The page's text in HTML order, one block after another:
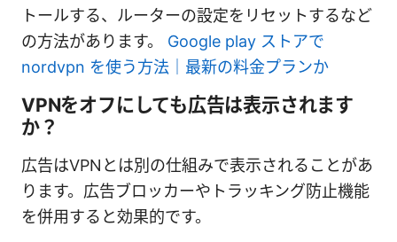
トールする、ルーターの設定をリセットするなど
の方法があります。 Google play ストアで
nordvpn を使う方法｜最新の料金プランか
VPNをオフにしても広告は表示されます
か？
広告はVPNとは別の仕組みで表示されることがあ
ります。広告ブロッカーやトラッキング防止機能
を併用すると効果的です。